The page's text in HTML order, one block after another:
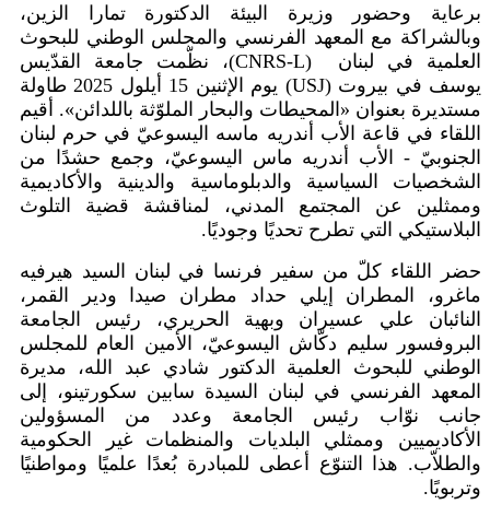
برعاية وحضور وزيرة البيئة الدكتورة تمارا الزين،
وبالشراكة مع المعهد الفرنسي والمجلس الوطني للبحوث
العلمية في لبنان (CNRS-L)، نظّمت جامعة القدّيس
يوسف في بيروت (USJ)
يوم الإثنين 15 أيلول 2025 طاولة
مستديرة بعنوان «المحيطات والبحار الملوّثة باللدائن». أقيم
اللقاء في قاعة الأب أندريه ماسه اليسوعيّ في حرم لبنان
الجنوبيّ - الأب أندريه ماس اليسوعيّ، وجمع حشدًا من
الشخصيات السياسية والدبلوماسية والدينية والأكاديمية
وممثلين عن المجتمع المدني، لمناقشة قضية التلوث
البلاستيكي التي تطرح تحديًا وجوديًا.
حضر اللقاء كلّ من سفير فرنسا في لبنان السيد هيرفيه
ماغرو، المطران إيلي حداد مطران صيدا ودير القمر،
النائبان علي عسيران وبهية الحريري، رئيس الجامعة
البروفسور سليم دكّاش اليسوعيّ، الأمين العام للمجلس
الوطني للبحوث العلمية الدكتور شادي عبد الله، مديرة
المعهد الفرنسي في لبنان السيدة سابين سكورتينو، إلى
جانب نوّاب رئيس الجامعة وعدد من المسؤولين
الأكاديميين وممثلي البلديات والمنظمات غير الحكومية
والطلاّب. هذا التنوّع أعطى للمبادرة بُعدًا علميًا ومواطنيًا
وتربويًا.